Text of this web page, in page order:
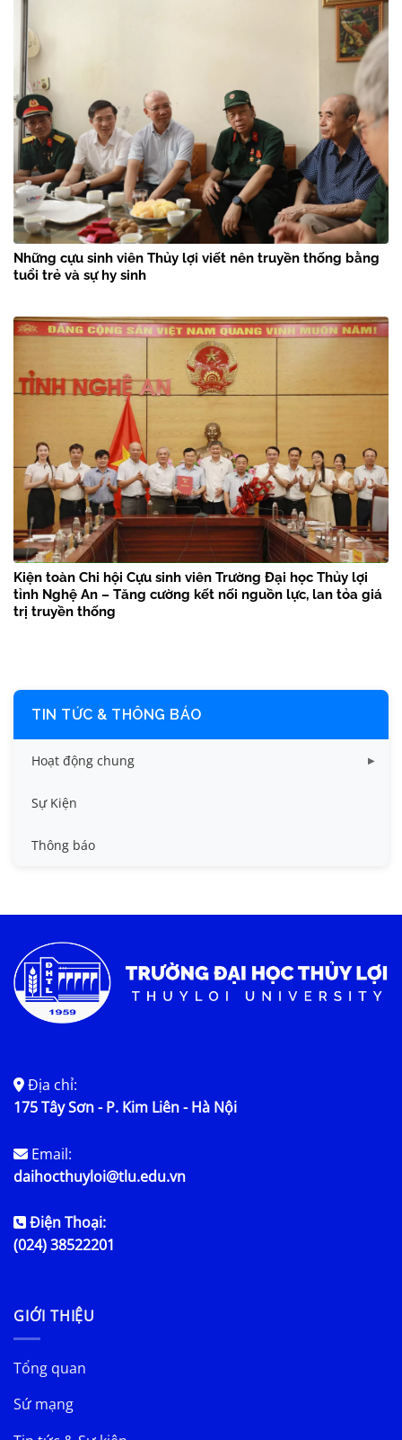
Những cựu sinh viên Thủy lợi viết nên truyền thống bằng
tuổi trẻ và sự hy sinh
Kiện toàn Chi hội Cựu sinh viên Trường Đại học Thủy lợi
tỉnh Nghệ An – Tăng cường kết nối nguồn lực, lan tỏa giá
trị truyền thống
TIN TỨC & THÔNG BÁO
Hoạt động chung
Tin công tác sinh viên
Tin đào tạo
Tin tức chung
Sự Kiện
Thông báo
Địa chỉ:
175 Tây Sơn - P. Kim Liên - Hà Nội
Email:
daihocthuyloi@tlu.edu.vn
Điện Thoại:
(024) 38522201
GIỚI THIỆU
Tổng quan
Sứ mạng